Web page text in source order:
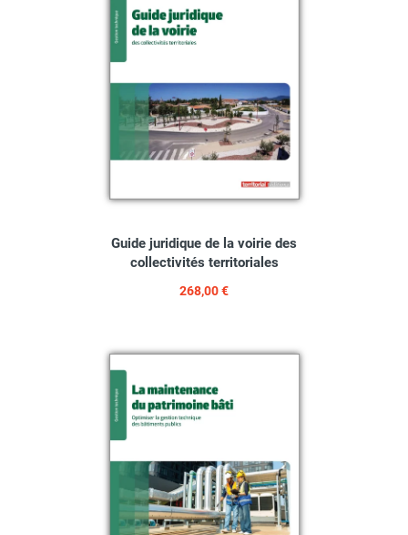
Guide juridique de la voirie des
collectivités territoriales
268,00 €